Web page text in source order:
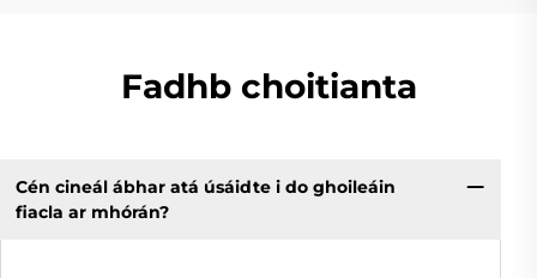
Fadhb choitianta
Cén cineál ábhar atá úsáidte i do ghoileáin
fiacla ar mhórán?